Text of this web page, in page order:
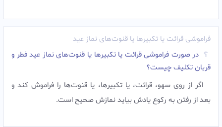
فراموشی قرائت یا تکبیرها یا قنوت‌های نماز عید
در صورت فراموشی قرائت یا تکبیرها یا قنوت‌های نماز عید فطر و
قربان تکلیف چیست؟
اگر از روى سهو، قرائت، يا تكبيرها، يا قنوت‌ها را فراموش كند و
بعد از رفتن به ركوع يادش بيايد نمازش صحيح است.